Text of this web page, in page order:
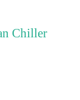
Chiller